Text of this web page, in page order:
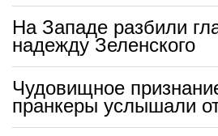
На Западе разбили
надежду Зеленского
Чудовищное
пранкеры услышали